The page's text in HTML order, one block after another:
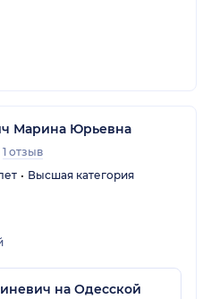
Марина Юрьевна
1 отзыв
Высшая категория
на Одесской